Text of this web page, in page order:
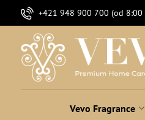
+421 948 900 700 (od 8:00
Vevo Fragrance